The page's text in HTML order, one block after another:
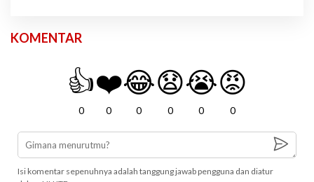
KOMENTAR
👍
0
❤️
0
😂
0
😧
0
😭
0
😡
0
Isi komentar sepenuhnya adalah tanggung jawab pengguna dan diatur